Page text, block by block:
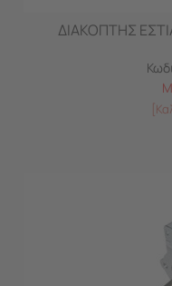
ΔΙΑΚΟΠΤΗΣ